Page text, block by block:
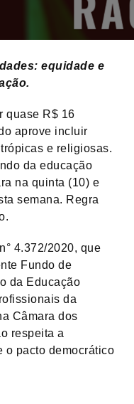
equidade e
quase R$ 16
aprove incluir
e religiosas.
da educação
na quinta (10) e
semana. Regra
4.372/2020, que
Fundo de
da Educação
da
Câmara dos
respeita a
o pacto democrático